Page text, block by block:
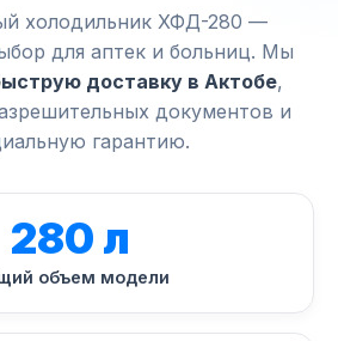
холодильник ХФД-280 —
для аптек и больниц. Мы
доставку в Актобе,
документов и
гарантию.
280 л
объем модели